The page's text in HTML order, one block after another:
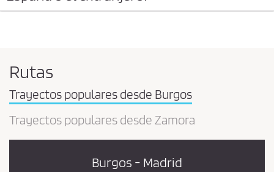
Rutas
Trayectos populares desde Burgos
Trayectos populares desde Zamora
Burgos - Madrid